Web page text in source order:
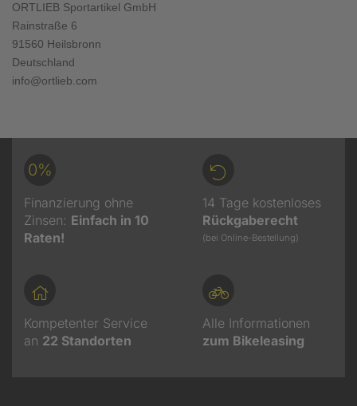
ORTLIEB Sportartikel GmbH
Rainstraße 6
91560 Heilsbronn
Deutschland
info@ortlieb.com
0%
Finanzierung ohne
Zinsen: Einfach in 10
Raten!
14 Tage kostenloses
Rückgaberecht
(bei Online-Bestellung)
Kompetenter Service
an 22 Standorten
Alle Informationen
zum Bikeleasing